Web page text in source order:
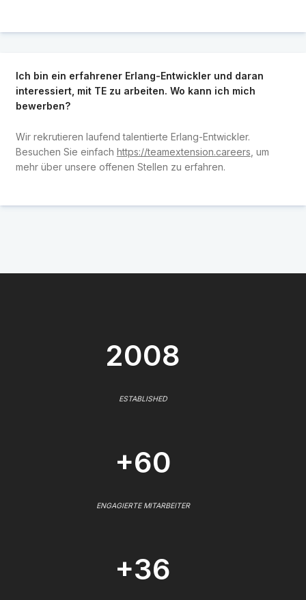
Ich bin ein erfahrener Erlang-Entwickler und daran
interessiert, mit TE zu arbeiten. Wo kann ich mich
bewerben?
Wir rekrutieren laufend talentierte Erlang-Entwickler.
Besuchen Sie einfach https://teamextension.careers , um
mehr über unsere offenen Stellen zu erfahren.
2008
ESTABLISHED
+60
ENGAGIERTE MITARBEITER
+36